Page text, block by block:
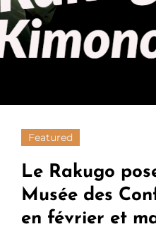
Featured
Le Rakugo
Musée des
en février et